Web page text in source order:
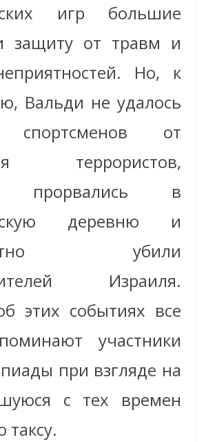
игр большие
защиту от травм и
Но, к
Вальди не удалось
спортсменов от
террористов,
прорвались в
деревню и
убили
Израиля.
этих событиях все
участники
при взгляде на
с тех времен
таксу.